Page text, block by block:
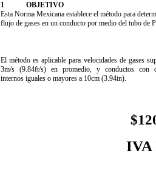
1 OBJETIVO
Esta Norma Mexicana establece el método para
flujo de gases en un conducto por medio del tubo de
El método es aplicable para velocidades de gases
3m/s (9.84ft/s) en promedio, y conductos con
internos iguales o mayores a 10cm (3.94in).
IVA